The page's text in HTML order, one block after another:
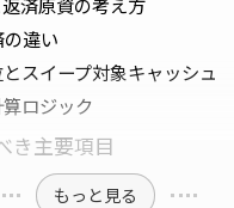
済原資の考え方
違い
スイープ対象キャッシュ
ロジック
き主要項目
もっと見る